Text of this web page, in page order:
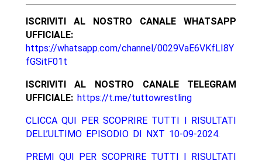
ISCRIVITI AL NOSTRO CANALE WHATSAPP
UFFICIALE:
https://whatsapp.com/channel/0029VaE6VKfLI8Y
fGSitF01t
ISCRIVITI AL NOSTRO CANALE TELEGRAM
UFFICIALE: https://t.me/tuttowrestling
CLICCA QUI PER SCOPRIRE TUTTI I RISULTATI
DELL’ULTIMO EPISODIO DI NXT 10-09-2024.
PREMI QUI PER SCOPRIRE TUTTI I RISULTATI